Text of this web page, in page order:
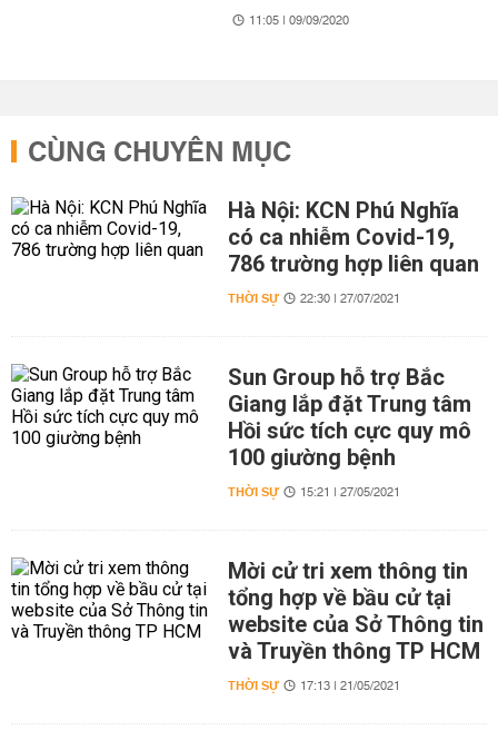
11:05 | 09/09/2020
CÙNG CHUYÊN MỤC
Hà Nội: KCN Phú Nghĩa
có ca nhiễm Covid-19,
786 trường hợp liên quan
THỜI SỰ 22:30 | 27/07/2021
Sun Group hỗ trợ Bắc
Giang lắp đặt Trung tâm
Hồi sức tích cực quy mô
100 giường bệnh
THỜI SỰ 15:21 | 27/05/2021
Mời cử tri xem thông tin
tổng hợp về bầu cử tại
website của Sở Thông tin
và Truyền thông TP HCM
THỜI SỰ 17:13 | 21/05/2021